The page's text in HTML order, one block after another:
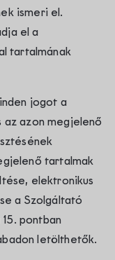
ismeri el.
el a
tartalmának
jogot a
azon megjelenő
tartalmak
elektronikus
a Szolgáltató
pontban
letölthetők.